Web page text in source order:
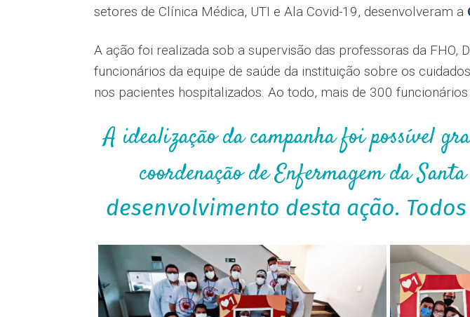
setores de Clínica Médica, UTI e Ala Covid-19, desenvolveram a
A ação foi realizada sob a supervisão das professoras da
funcionários da equipe de saúde da instituição sobre os
nos pacientes hospitalizados. Ao todo, mais de 300
A idealização da campanha foi possível
coordenação de Enfermagem da
desenvolvimento desta ação.